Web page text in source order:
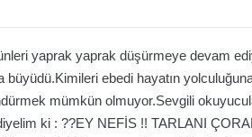
yaprak yaprak düşürmeye devam
büyüdü.Kimileri ebedi hayatın
mümkün olmuyor.Sevgili
ki : ??EY NEFİS !! TARLANI